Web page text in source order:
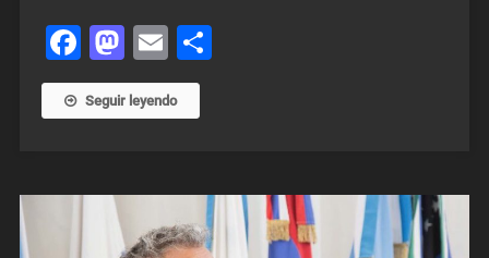
Facebook
Mastodon
Email
Seguir leyendo